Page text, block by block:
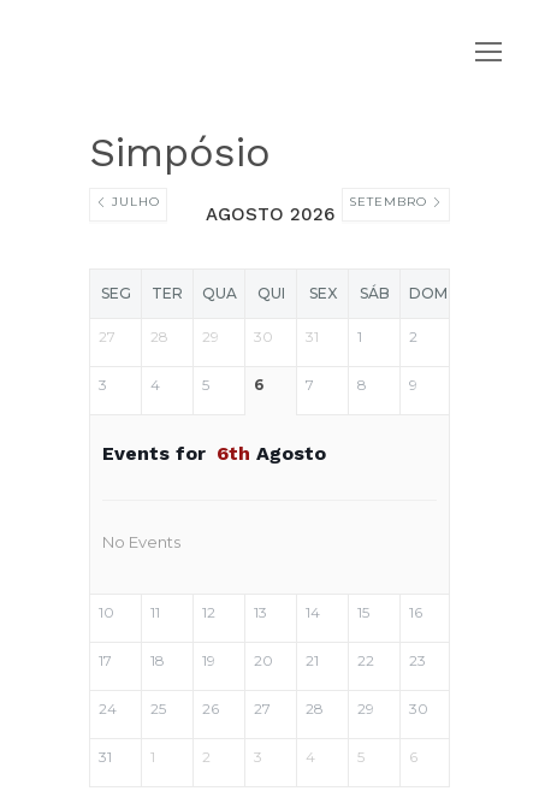
Simpósio
JULHO
AGOSTO 2026
SETEMBRO
SEG TER QUA QUI SEX SÁB DOM
27 28 29 30 31 1 2
3 4 5 6 7 8 9
Events for 6th Agosto
No Events
10 11 12 13 14 15 16
17 18 19 20 21 22 23
24 25 26 27 28 29 30
31 1 2 3 4 5 6